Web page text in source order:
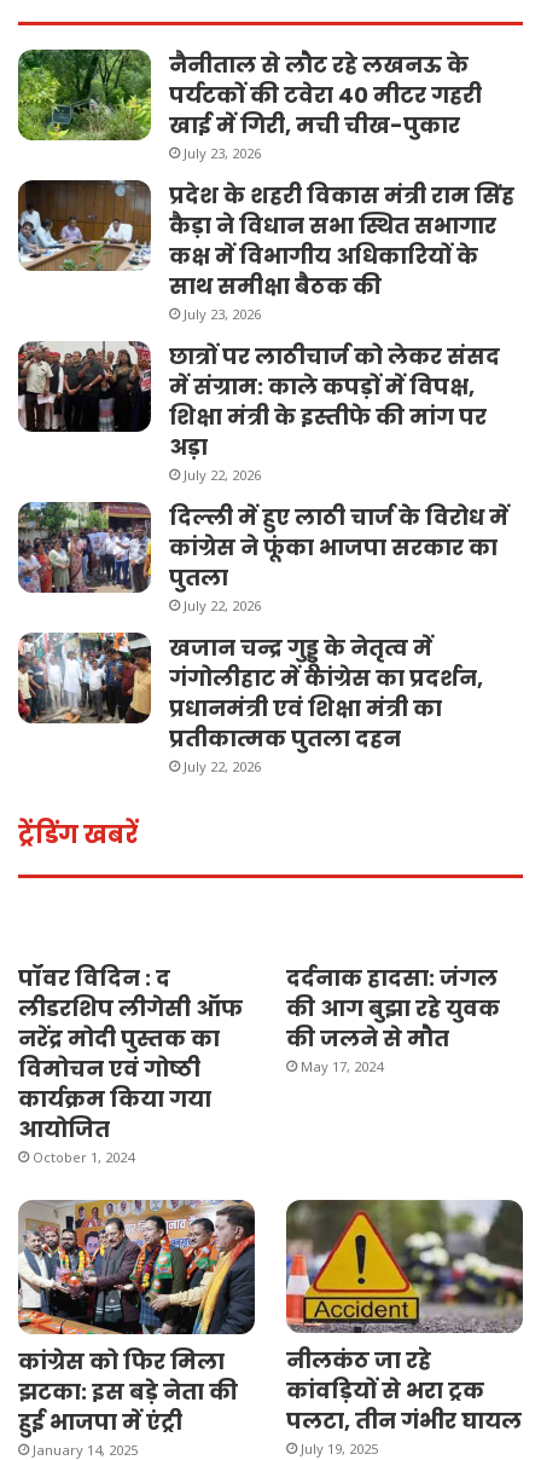
नैनीताल से लौट रहे लखनऊ के
पर्यटकों की टवेरा 40 मीटर गहरी
खाई में गिरी, मची चीख-पुकार
July 23, 2026
प्रदेश के शहरी विकास मंत्री राम सिंह
कैड़ा ने विधान सभा स्थित सभागार
कक्ष में विभागीय अधिकारियों के
साथ समीक्षा बैठक की
July 23, 2026
छात्रों पर लाठीचार्ज को लेकर संसद
में संग्राम: काले कपड़ों में विपक्ष,
शिक्षा मंत्री के इस्तीफे की मांग पर
अड़ा
July 22, 2026
दिल्ली में हुए लाठी चार्ज के विरोध में
कांग्रेस ने फूंका भाजपा सरकार का
पुतला
July 22, 2026
खजान चन्द्र गुड्डू के नेतृत्व में
गंगोलीहाट में कांग्रेस का प्रदर्शन,
प्रधानमंत्री एवं शिक्षा मंत्री का
प्रतीकात्मक पुतला दहन
July 22, 2026
ट्रेंडिंग खबरें
पॉवर विदिन : द
लीडरशिप लीगेसी ऑफ
नरेंद्र मोदी पुस्तक का
विमोचन एवं गोष्ठी
कार्यक्रम किया गया
आयोजित
October 1, 2024
दर्दनाक हादसा: जंगल
की आग बुझा रहे युवक
की जलने से मौत
May 17, 2024
कांग्रेस को फिर मिला
झटका: इस बड़े नेता की
हुई भाजपा में एंट्री
January 14, 2025
नीलकंठ जा रहे
कांवड़ियों से भरा ट्रक
पलटा, तीन गंभीर घायल
July 19, 2025